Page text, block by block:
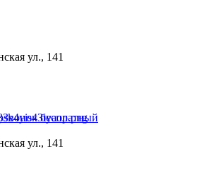
ул., 141
Звонок бесплатный
ул., 141